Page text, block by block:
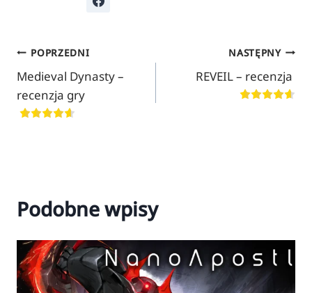
Nawigacja
wpisu
POPRZEDNI
Medieval Dynasty –
recenzja gry
NASTĘPNY
REVEIL – recenzja
Podobne wpisy